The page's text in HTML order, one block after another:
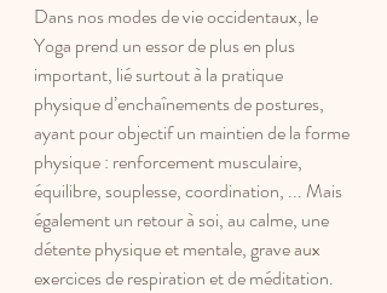
Dans nos modes de vie occidentaux, le
Yoga prend un essor de plus en plus
important, lié surtout à la pratique
physique d’enchaînements de postures,
ayant pour objectif un maintien de la forme
physique : renforcement musculaire,
équilibre, souplesse, coordination, ... Mais
également un retour à soi, au calme, une
détente physique et mentale, grave aux
exercices de respiration et de méditation.